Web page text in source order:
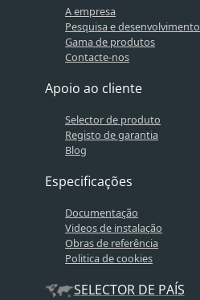
isolamentoA empresa
Pesquisa e desenvolvimento
Gama de produtos
Contacte-nos
Apoio ao cliente
Selector de produto
Registo de garantia
Blog
Especificações
Documentação
Videos de instalação
Obras de referência
Politica de cookies
SELECTOR DE PAÍS